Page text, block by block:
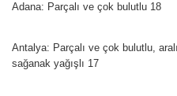
Adana: Parçalı ve çok bulutlu 18
Antalya: Parçalı ve çok bulutlu,
sağanak yağışlı 17